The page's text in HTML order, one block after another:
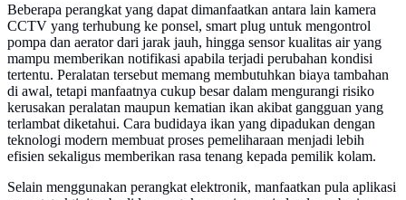
Beberapa perangkat yang dapat dimanfaatkan antara lain kamera
CCTV yang terhubung ke ponsel, smart plug untuk mengontrol
pompa dan aerator dari jarak jauh, hingga sensor kualitas air yang
mampu memberikan notifikasi apabila terjadi perubahan kondisi
tertentu. Peralatan tersebut memang membutuhkan biaya tambahan
di awal, tetapi manfaatnya cukup besar dalam mengurangi risiko
kerusakan peralatan maupun kematian ikan akibat gangguan yang
terlambat diketahui. Cara budidaya ikan yang dipadukan dengan
teknologi modern membuat proses pemeliharaan menjadi lebih
efisien sekaligus memberikan rasa tenang kepada pemilik kolam.
Selain menggunakan perangkat elektronik, manfaatkan pula aplikasi